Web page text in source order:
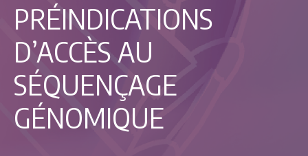
PRÉINDICATIONS
D’ACCÈS AU
SÉQUENÇAGE
GÉNOMIQUE